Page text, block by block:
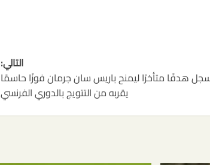
التالي:
هدفًا متأخرًا ليمنح باريس سان جرمان فوزًا حاسمًا
يقربه من التتويج بالدوري الفرنسي